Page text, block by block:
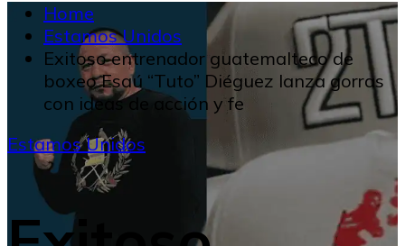
Home
Estamos Unidos
Exitoso entrenador guatemalteco de
boxeo Esaú “Tuto” Diéguez lanza gorras
con ideas de acción y fe
Estamos Unidos